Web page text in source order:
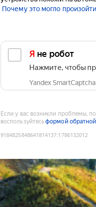
Почему это могло
Я не робот
Нажмите, чтобы
Yandex SmartCaptcha
Если у вас возникли проблемы,
воспользуйтесьформой обратной
9184825848641814137:1786132012